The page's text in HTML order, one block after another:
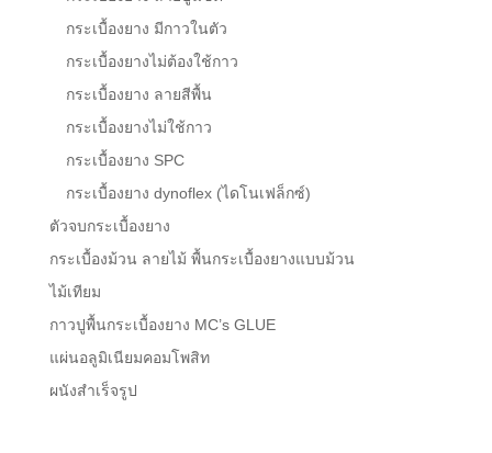
กระเบื้องยาง มีกาวในตัว
กระเบื้องยางไม่ต้องใช้กาว
กระเบื้องยาง ลายสีพื้น
กระเบื้องยางไม่ใช้กาว
กระเบื้องยาง SPC
กระเบื้องยาง dynoflex (ไดโนเฟล็กซ์)
ตัวจบกระเบื้องยาง
กระเบื้องม้วน ลายไม้ พื้นกระเบื้องยางแบบม้วน
ไม้เทียม
กาวปูพื้นกระเบื้องยาง MC’s GLUE
แผ่นอลูมิเนียมคอมโพสิท
ผนังสำเร็จรูป